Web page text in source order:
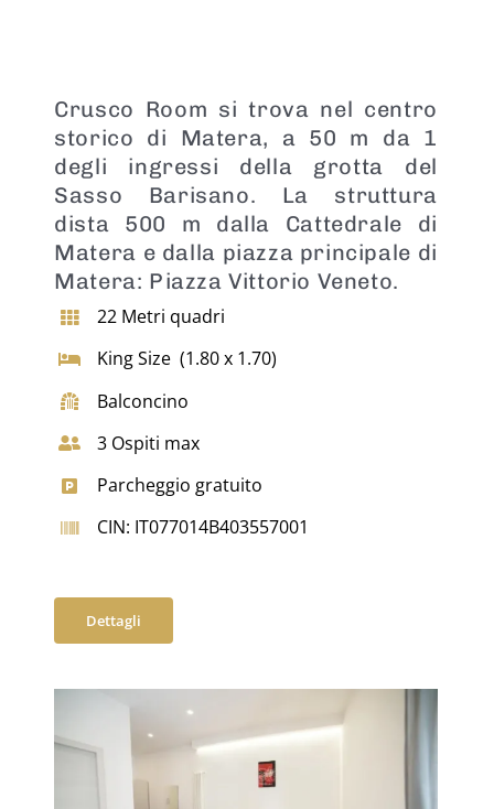
Crusco Room si trova nel centro
storico di Matera, a 50 m da 1
degli ingressi della grotta del
Sasso Barisano. La struttura
dista 500 m dalla Cattedrale di
Matera e dalla piazza principale di
Matera: Piazza Vittorio Veneto.
22 Metri quadri
King Size (1.80 x 1.70)
Balconcino
3 Ospiti max
Parcheggio gratuito
CIN: IT077014B403557001
Dettagli